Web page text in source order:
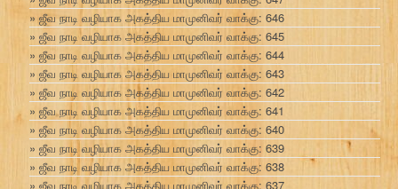
ஜீவ நாடி வழியாக அகத்திய மாமுனிவர் வாக்கு: 646
ஜீவ நாடி வழியாக அகத்திய மாமுனிவர் வாக்கு: 645
ஜீவ நாடி வழியாக அகத்திய மாமுனிவர் வாக்கு: 644
ஜீவ நாடி வழியாக அகத்திய மாமுனிவர் வாக்கு: 643
ஜீவ நாடி வழியாக அகத்திய மாமுனிவர் வாக்கு: 642
ஜீவ நாடி வழியாக அகத்திய மாமுனிவர் வாக்கு: 641
ஜீவ நாடி வழியாக அகத்திய மாமுனிவர் வாக்கு: 640
ஜீவ நாடி வழியாக அகத்திய மாமுனிவர் வாக்கு: 639
ஜீவ நாடி வழியாக அகத்திய மாமுனிவர் வாக்கு: 638
ஜீவ நாடி வழியாக அகத்திய மாமுனிவர் வாக்கு: 637